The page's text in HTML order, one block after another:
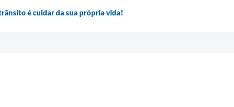
é cuidar da sua própria vida!